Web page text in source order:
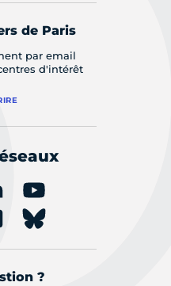
de Paris
par email
d'intérêt
?